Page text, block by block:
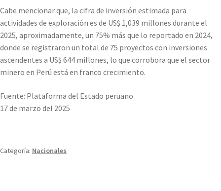
Cabe mencionar que, la cifra de inversión estimada para
actividades de exploración es de US$ 1,039 millones durante el
2025, aproximadamente, un 75% más que lo reportado en 2024,
donde se registraron un total de 75 proyectos con inversiones
ascendentes a US$ 644 millones, lo que corrobora que el sector
minero en Perú está en franco crecimiento.
Fuente: Plataforma del Estado peruano
17 de marzo del 2025
Categoría: Nacionales